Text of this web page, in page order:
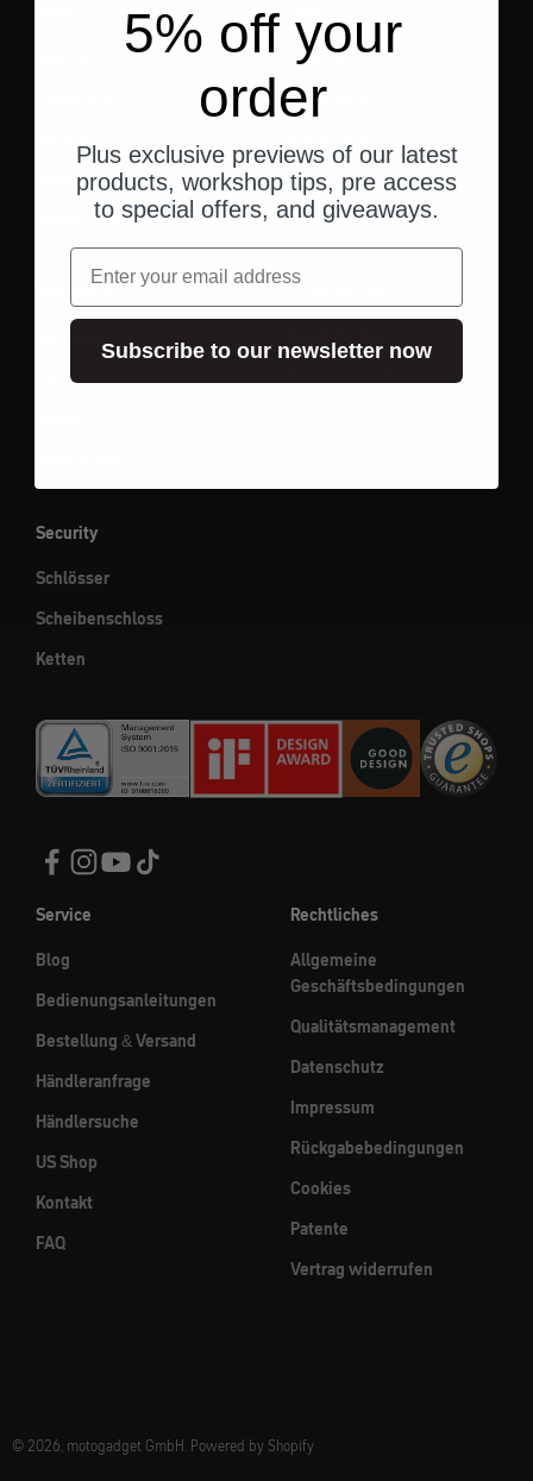
Instrumente
Taster / Griffe
Gepäck
Adventure
Werkzeug
Handyhalter
Helmheadset
Security
Schlösser
Scheibenschloss
Ketten
Service
Blog
Bedienungsanleitungen
Bestellung & Versand
Händleranfrage
Händlersuche
US Shop
Kontakt
FAQ
Rechtliches
Allgemeine
Geschäftsbedingungen
Qualitätsmanagement
Datenschutz
Impressum
Rückgabebedingungen
Cookies
Patente
Vertrag widerrufen
© 2026, motogadget GmbH. Powered by Shopify
5% off your
order
Plus exclusive previews of our latest
products, workshop tips, pre access
to special offers, and giveaways.
Email
Subscribe to our newsletter now